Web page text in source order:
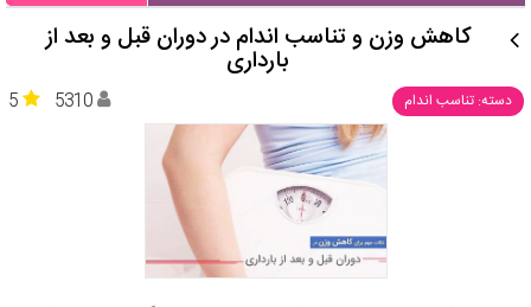
کاهش وزن و تناسب اندام در دوران قبل و بعد از
بارداری
دسته: تناسب اندام 5 5310